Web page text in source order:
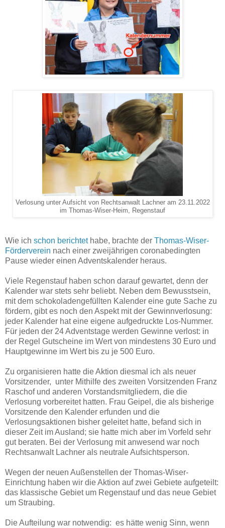
Verlosung unter Aufsicht von Rechtsanwalt Lachner am 23.11.2022
im Thomas-Wiser-Heim, Regenstauf
Wie ich schon berichtethabe, brachte der Thomas-Wiser-
Förderverein nach einer zweijährigen coronabedingten
Pause wieder einen Adventskalender heraus.
Viele Regenstauf haben schon darauf gewartet, denn der
Kalender war stets sehr beliebt. Neben dem Bewusstsein,
mit dem schokoladengefüllten Kalender eine gute Sache zu
fördern, gibt es noch den Aspekt mit der Gewinnverlosung:
jeder Kalender hat eine eigene aufgedruckte Los-Nummer.
Für jeden der 24 Adventstage werden Gewinne verlost: in
der Regel Gutscheine im Wert von mindestens 30 Euro und
Hauptgewinne im Wert bis zu je 500 Euro.
Zu organisieren hatte die Aktion diesmal ich als neuer
Vorsitzender, unter Mithilfe des zweiten Vorsitzenden Franz
Raschof und anderen Vorstandsmitgliedern, die die
Verlosung vorbereitet hatten. Frau Geipel, die als bisherige
Vorsitzende den Kalender erfunden und die
Verlosungsaktionen bisher geleitet hatte, befand sich in
dieser Zeit im Ausland; sie hatte mich aber im Vorfeld sehr
gut beraten. Bei der Verlosung mit anwesend war noch
Rechtsanwalt Lachner als neutrale Aufsichtsperson.
Wegen der neuen Außenstellen der Thomas-Wiser-
Einrichtung haben wir die Aktion auf zwei Gebiete aufgeteilt:
das klassische Gebiet um Regenstauf und das neue Gebiet
um Straubing.
Die Aufteilung war notwendig: es hätte wenig Sinn, wenn